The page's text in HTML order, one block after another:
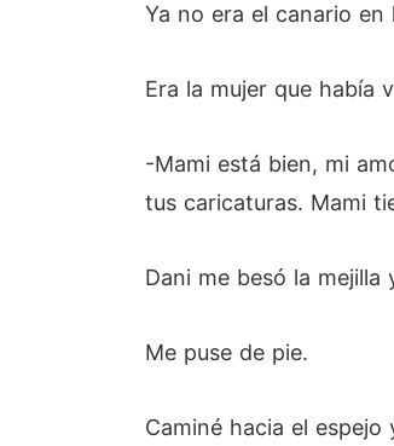
Ya no era el canario en
Era la mujer que había
-Mami está bien, mi
tus caricaturas. Mami
Dani me besó la
Me puse de pie.
Caminé hacia el